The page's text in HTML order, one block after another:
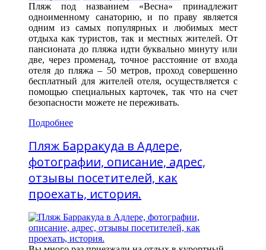
Пляж под названием «Весна» принадлежит
одноименному санаторию, и по праву является
одним из самых популярных и любимых мест
отдыха как туристов, так и местных жителей. От
пансионата до пляжа идти буквально минуту или
две, через променад, точное расстояние от входа
отеля до пляжа – 50 метров, проход совершенно
бесплатный для жителей отеля, осуществляется с
помощью специальных карточек, так что на счет
безопасности можете не переживать.
Подробнее
Пляж Барракуда в Адлере,
фотографии, описание, адрес,
отзывы посетителей, как
проехать, история.